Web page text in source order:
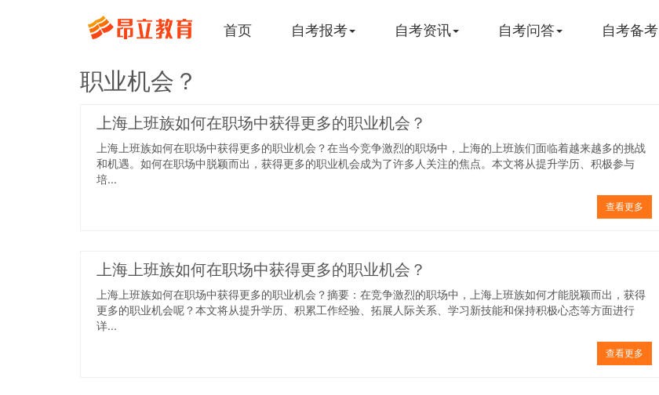
首页 自考报考 自考资讯 自考问答 自考备考
职业机会？
上海上班族如何在职场中获得更多的职业机会？
上海上班族如何在职场中获得更多的职业机会？在当今竞争激烈的职场中，上海的上班族们面临着越来越多的挑战
和机遇。如何在职场中脱颖而出，获得更多的职业机会成为了许多人关注的焦点。本文将从提升学历、积极参与
培...
查看更多
上海上班族如何在职场中获得更多的职业机会？
上海上班族如何在职场中获得更多的职业机会？摘要：在竞争激烈的职场中，上海上班族如何才能脱颖而出，获得
更多的职业机会呢？本文将从提升学历、积累工作经验、拓展人际关系、学习新技能和保持积极心态等方面进行
详...
查看更多